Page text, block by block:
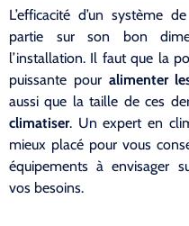
L’efficacité d’un système
partie sur son bon
l’installation. Il faut que la
puissante pour alimenter
aussi que la taille de ces
climatiser. Un expert en
mieux placé pour vous
équipements à envisager
vos besoins.